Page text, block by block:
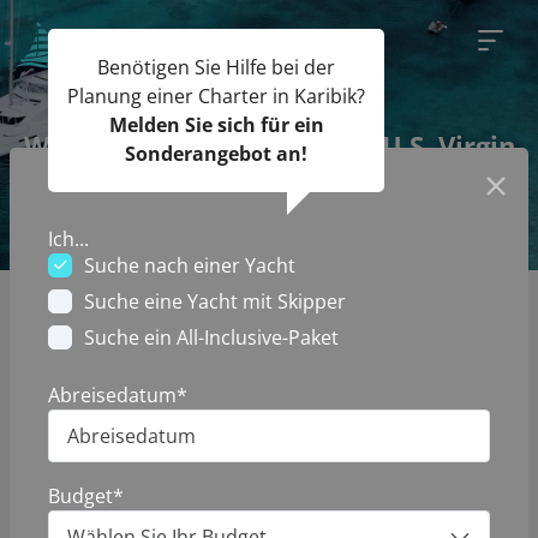
Wetterbedingungen in den U.S. Virgin
Islands
Start
Segelnachrichten
Wetterbedingungen in den U.S. Virgin Islands
Wenn es darum geht, Ihre Traumreise zu den U.S. Virgin
Islands zu planen, ist das Verständnis des Wetters der
Schlüssel, um das Beste aus Ihrem tropischen Urlaub
herauszuholen. Mit atemberaubenden Stränden,
üppigen Landschaften und einer lebendigen Kultur sind
Benötigen Sie Hilfe bei der
Planung einer Charter in Karibik?
Melden Sie sich für ein
Sonderangebot an!
Ich...
Suche nach einer Yacht
Suche eine Yacht mit Skipper
Suche ein All-Inclusive-Paket
Abreisedatum*
Budget*